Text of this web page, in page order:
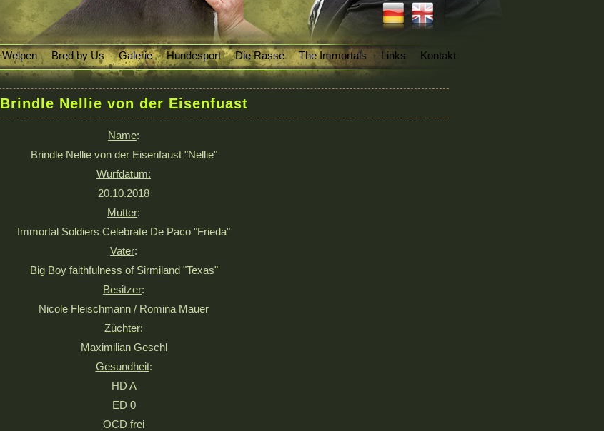
Welpen Bred by Us Galerie Hundesport Die Rasse The Immortals Links Kontakt
Brindle Nellie von der Eisenfuast
Name:
Brindle Nellie von der Eisenfaust "Nellie"
Wurfdatum:
20.10.2018
Mutter:
Immortal Soldiers Celebrate De Paco "Frieda"
Vater:
Big Boy faithfulness of Sirmiland "Texas"
Besitzer:
Nicole Fleischmann / Romina Mauer
Züchter:
Maximilian Geschl
Gesundheit:
HD A
ED 0
OCD frei